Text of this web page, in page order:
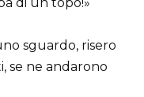
sguardo, risero
se ne andarono